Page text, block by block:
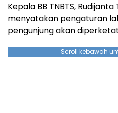
Kepala BB TNBTS,
menyatakan pengaturan
pengunjung akan
Scroll kebawah